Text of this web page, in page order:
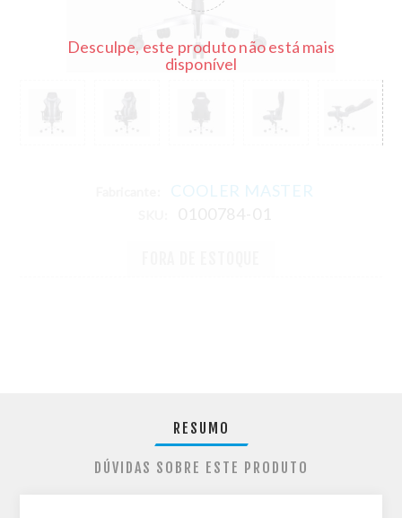
Desculpe, este produto não está mais
disponível
COOLER MASTER
RESUMO
DÚVIDAS SOBRE ESTE PRODUTO